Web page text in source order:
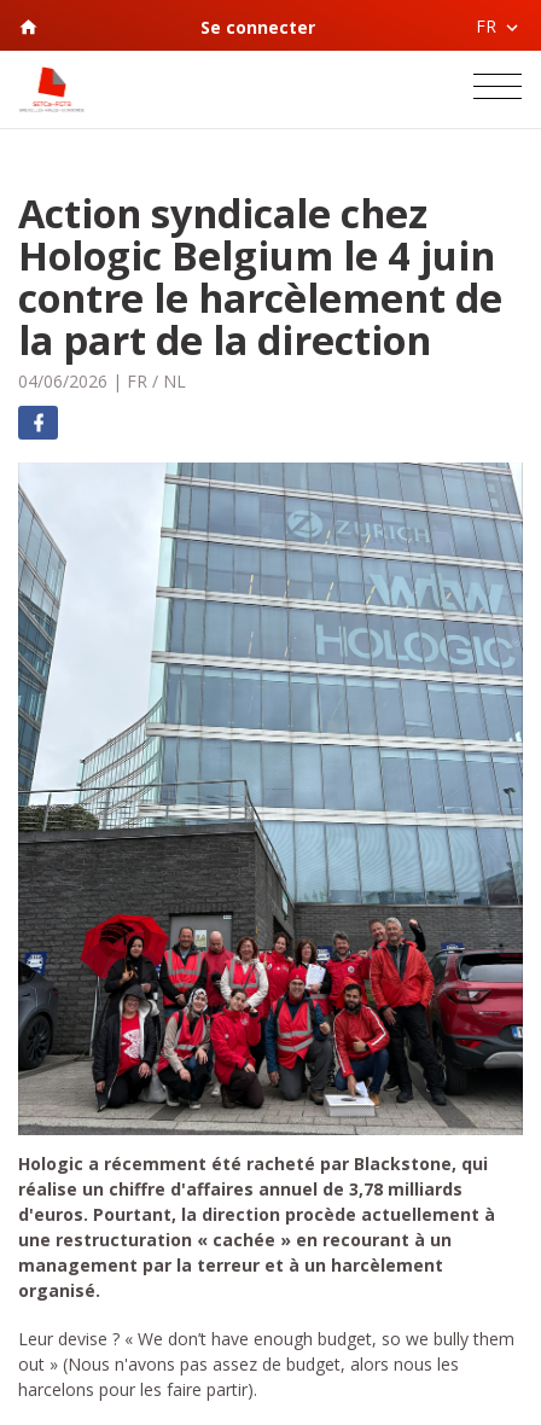
Se connecter FR
Action syndicale chez
Hologic Belgium le 4 juin
contre le harcèlement de
la part de la direction
04/06/2026 | FR / NL
Hologic a récemment été racheté par Blackstone, qui
réalise un chiffre d'affaires annuel de 3,78 milliards
d'euros. Pourtant, la direction procède actuellement à
une restructuration « cachée » en recourant à un
management par la terreur et à un harcèlement
organisé.
Leur devise ? « We don’t have enough budget, so we bully them
out » (Nous n'avons pas assez de budget, alors nous les
harcelons pour les faire partir).